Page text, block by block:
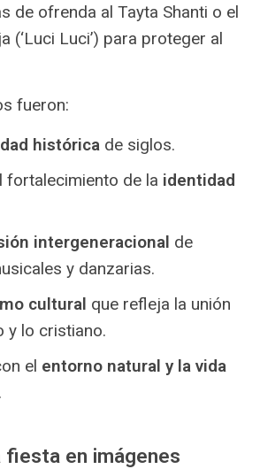
de ofrenda al Tayta Shanti o el
(‘Luci Luci’) para proteger al
fueron:
histórica de siglos.
fortalecimiento de la identidad
intergeneracional de
y danzarias.
cultural que refleja la unión
y lo cristiano.
el entorno natural y la vida
.
fiesta en imágenes